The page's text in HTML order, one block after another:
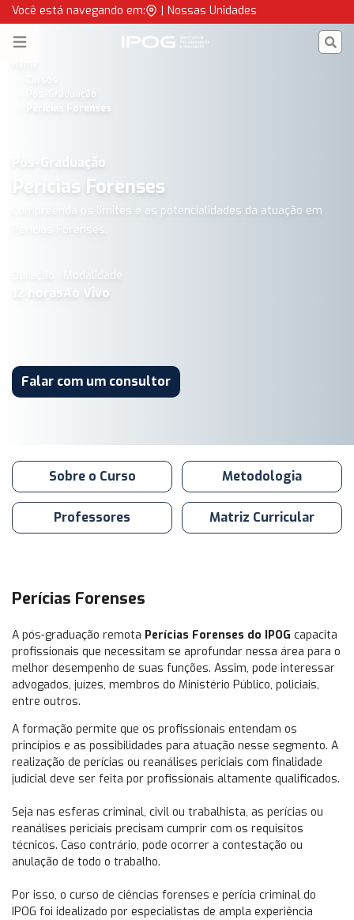
Você está navegando em: | Nossas Unidades
Open menu IPOG
Pós-Graduação
Perícias Forenses
Pós-Graduação
Perícias Forenses
Compreenda os limites e as potencialidades da atuação em
Perícias Forenses.
horas
Modalidade
Ao Vivo
Falar com um consultor
Sobre o Curso Metodologia
Professores Matriz Curricular
Perícias Forenses
A pós-graduação remota Perícias Forenses do IPOG capacita
profissionais que necessitam se aprofundar nessa área para o
melhor desempenho de suas funções. Assim, pode interessar
advogados, juízes, membros do Ministério Público, policiais,
entre outros.
A formação permite que os profissionais entendam os
princípios e as possibilidades para atuação nesse segmento. A
realização de perícias ou reanálises periciais com finalidade
judicial deve ser feita por profissionais altamente qualificados.
Seja nas esferas criminal, civil ou trabalhista, as perícias ou
reanálises periciais precisam cumprir com os requisitos
técnicos. Caso contrário, pode ocorrer a contestação ou
anulação de todo o trabalho.
Por isso, o curso de ciências forenses e perícia criminal do
IPOG foi idealizado por especialistas de ampla experiência
Pós-Graduação em Perícias Forenses - Ao vivo IPOG | IPOG